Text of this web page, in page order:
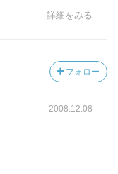
詳細をみる
フォロー
2008.12.08